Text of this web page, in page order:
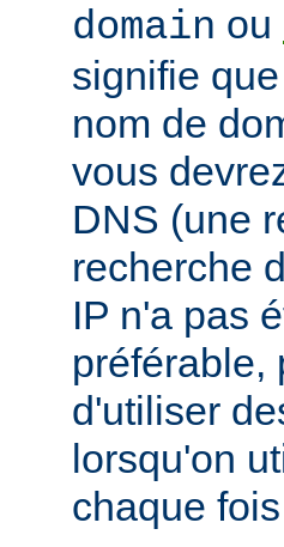
domain ou
signifie
nom de
vous
DNS (une
recherche
IP n'a pas
préférable,
d'utiliser
lorsqu'on
chaque